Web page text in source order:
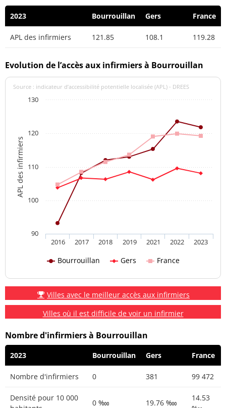
2023 Bourrouillan Gers France
APL des infirmiers 121.85 108.1 119.28
Evolution de l’accès aux infirmiers à Bourrouillan
APL des infirmiers
Source : indicateur d’accessibilité potentielle localisée (APL) - DREES
Bourrouillan Gers France
2016 2017 2018 2019 2021 2022 2023
90
100
110
120
130
Villes avec le meilleur accès aux infirmiers
Villes où il est difficile de voir un infirmier
Nombre d'infirmiers à Bourrouillan
2023 Bourrouillan Gers France
Nombre d'infirmiers 0 381 99 472
Densité pour 10 000
0 ‱ 19.76 ‱
14.53